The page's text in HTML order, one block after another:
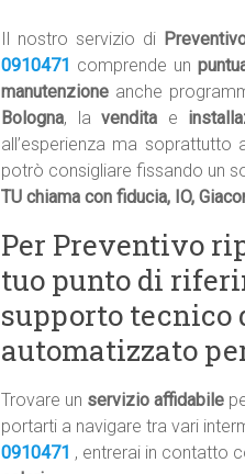
Il nostro servizio di
0910471 comprende un
manutenzione anche
Bologna, la vendita e
all’esperienza ma
potrò consigliare fissando un
TU chiama con fiducia, IO,
Per Preventivo
tuo punto di
supporto tecnico
automatizzato
Trovare un servizio affidabile
portarti a navigare tra vari
0910471 , entrerai in contatto